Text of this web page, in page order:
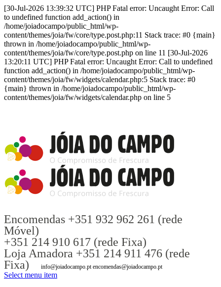
[30-Jul-2026 13:39:32 UTC] PHP Fatal error: Uncaught Error: Call
to undefined function add_action() in
/home/joiadocampo/public_html/wp-
content/themes/joia/fw/core/type.post.php:11 Stack trace: #0 {main}
thrown in /home/joiadocampo/public_html/wp-
content/themes/joia/fw/core/type.post.php on line 11 [30-Jul-2026
13:20:11 UTC] PHP Fatal error: Uncaught Error: Call to undefined
function add_action() in /home/joiadocampo/public_html/wp-
content/themes/joia/fw/widgets/calendar.php:5 Stack trace: #0
{main} thrown in /home/joiadocampo/public_html/wp-
content/themes/joia/fw/widgets/calendar.php on line 5
Encomendas +351 932 962 261 (rede
Móvel)
+351 214 910 617 (rede Fixa)
Loja Amadora +351 214 911 476 (rede
Fixa)
info@joiadocampo.pt encomendas@joiadocampo.pt
Select menu item